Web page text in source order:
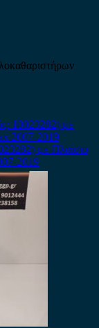
με Πλαίσιο
2019